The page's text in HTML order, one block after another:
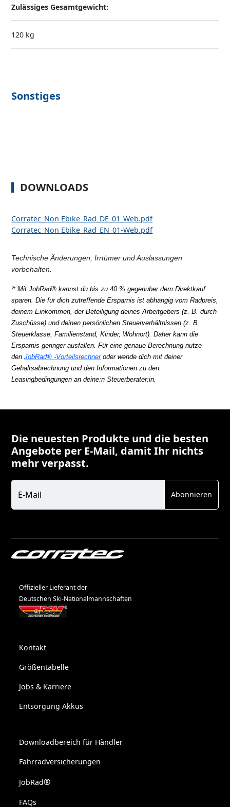
Zulässiges Gesamtgewicht:
120 kg
Sonstiges
DOWNLOADS
Corratec_Non Ebike_Rad_DE_01_Web.pdf
Corratec_Non Ebike_Rad_EN_01-Web.pdf
Technische Änderungen, Irrtümer und Auslassungen
vorbehalten.
*Mit JobRad® kannst du bis zu 40 % gegenüber dem Direktkauf
sparen.Die für dich zutreffende Ersparnis ist abhängig vom Radpreis,
deinem Einkommen, der Beteiligung deines Arbeitgebers (z. B. durch
Zuschüsse) und deinen persönlichen Steuerverhältnissen (z. B.
Steuerklasse, Familienstand, Kinder, Wohnort). Daher kann die
Ersparnis geringer ausfallen. Für eine genaue Berechnung nutze
denJobRad® -Vorteilsrechneroder wende dich mit deiner
Gehaltsabrechnung und den Informationen zu den
Leasingbedingungen an deine:n Steuerberater:in.
Die neuesten Produkte und die besten
Angebote per E-Mail, damit Ihr nichts
mehr verpasst.
Newsletter
E-Mail Abonnieren
Offizieller Lieferant der
Deutschen Ski-Nationalmannschaften
Kontakt
Größentabelle
Jobs & Karriere
Entsorgung Akkus
Downloadbereich für Händler
Fahrradversicherungen
JobRad®
FAQs